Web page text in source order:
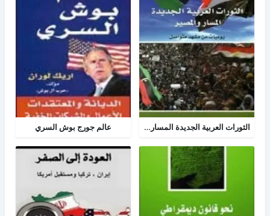
الثورات العربية الجديدة المسار والمصير عالم جورج بوش السري